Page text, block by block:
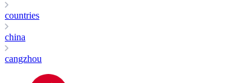
countries
china
cangzhou